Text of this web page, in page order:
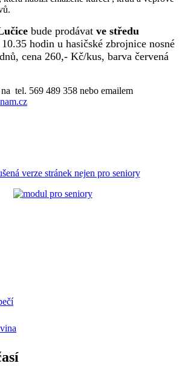
bude prodávat ve středu
hodin u hasičské zbrojnice nosné
cena 260,- Kč/kus, barva červená
tel. 569 489 358 nebo emailem
verze stránek nejen pro seniory